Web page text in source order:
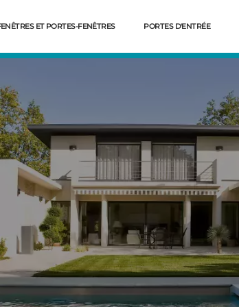
ET PORTES-FENÊTRES PORTES D'ENTRÉE